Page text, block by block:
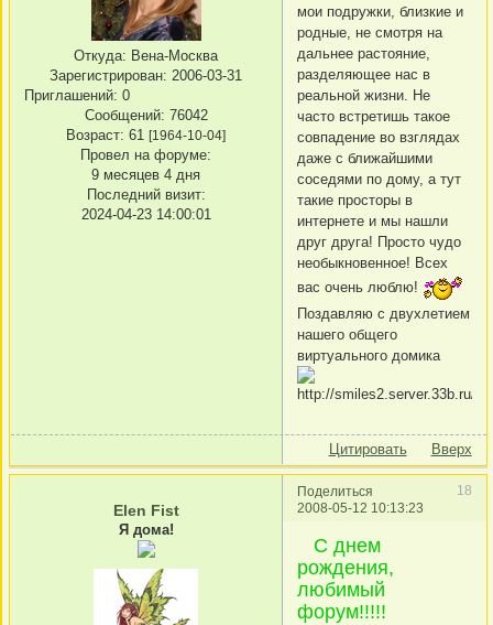
Откуда: Вена-Москва
Зарегистрирован: 2006-03-31
Приглашений: 0
Сообщений: 76042
Возраст: 61 [1964-10-04]
Провел на форуме:
9 месяцев 4 дня
Последний визит:
2024-04-23 14:00:01
мои подружки, близкие и
родные, не смотря на
дальнее растояние,
разделяющее нас в
реальной жизни. Не
часто встретишь такое
совпадение во взглядах
даже с ближайшими
соседями по дому, а тут
такие просторы в
интернете и мы нашли
друг друга! Просто чудо
необыкновенное! Всех
вас очень люблю!
Поздавляю с двухлетием
нашего общего
виртуального домика
Цитировать Вверх
Поделиться
18
2008-05-12 10:13:23
Elen Fist
Я дома!
С днем
рождения,
любимый
форум!!!!!